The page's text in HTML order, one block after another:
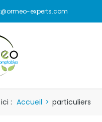
experts.com
: Accueil > particuliers